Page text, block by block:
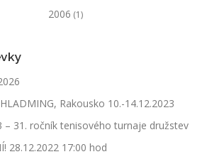
2006 (1)
Rakousko 10.-14.12.2023
– 31. ročník tenisového turnaje družstev
28.12.2022 17:00 hod